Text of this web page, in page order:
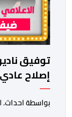
توفيق
إصلاح
المغربي؟
بواسطة احداث.